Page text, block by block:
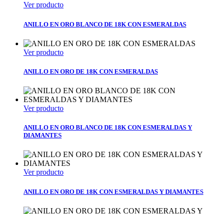
Ver producto
ANILLO EN ORO BLANCO DE 18K CON ESMERALDAS
Ver producto
ANILLO EN ORO DE 18K CON ESMERALDAS
Ver producto
ANILLO EN ORO BLANCO DE 18K CON ESMERALDAS Y
DIAMANTES
Ver producto
ANILLO EN ORO DE 18K CON ESMERALDAS Y DIAMANTES